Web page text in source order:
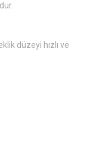
düzeyi hızlı ve